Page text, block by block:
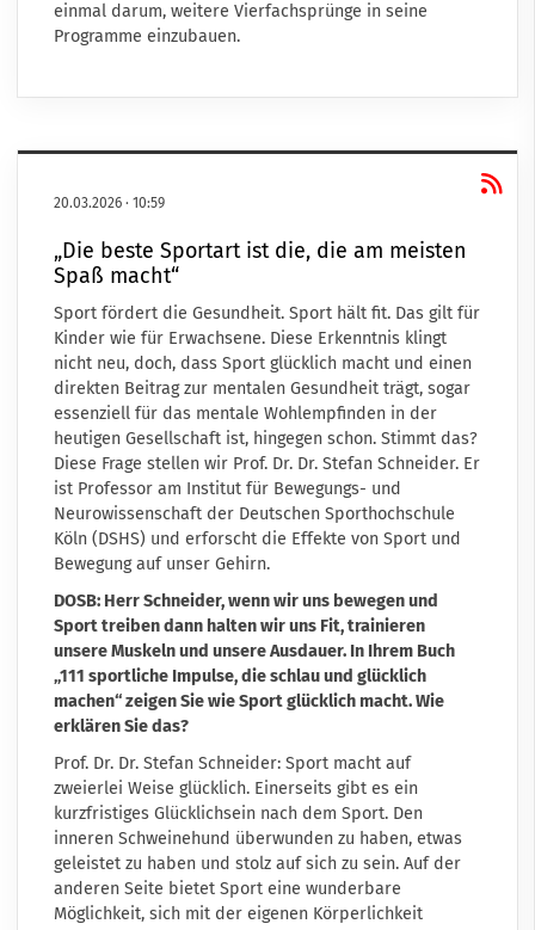
einmal darum, weitere Vierfachsprünge in seine
Programme einzubauen.
20.03.2026 · 10:59
„Die beste Sportart ist die, die am meisten
Spaß macht“
Sport fördert die Gesundheit. Sport hält fit. Das gilt für
Kinder wie für Erwachsene. Diese Erkenntnis klingt
nicht neu, doch, dass Sport glücklich macht und einen
direkten Beitrag zur mentalen Gesundheit trägt, sogar
essenziell für das mentale Wohlempfinden in der
heutigen Gesellschaft ist, hingegen schon. Stimmt das?
Diese Frage stellen wir Prof. Dr. Dr. Stefan Schneider. Er
ist Professor am Institut für Bewegungs- und
Neurowissenschaft der Deutschen Sporthochschule
Köln (DSHS) und erforscht die Effekte von Sport und
Bewegung auf unser Gehirn.
DOSB: Herr Schneider, wenn wir uns bewegen und
Sport treiben dann halten wir uns Fit, trainieren
unsere Muskeln und unsere Ausdauer. In Ihrem Buch
„111 sportliche Impulse, die schlau und glücklich
machen“ zeigen Sie wie Sport glücklich macht. Wie
erklären Sie das?
Prof. Dr. Dr. Stefan Schneider: Sport macht auf
zweierlei Weise glücklich. Einerseits gibt es ein
kurzfristiges Glücklichsein nach dem Sport. Den
inneren Schweinehund überwunden zu haben, etwas
geleistet zu haben und stolz auf sich zu sein. Auf der
anderen Seite bietet Sport eine wunderbare
Möglichkeit, sich mit der eigenen Körperlichkeit